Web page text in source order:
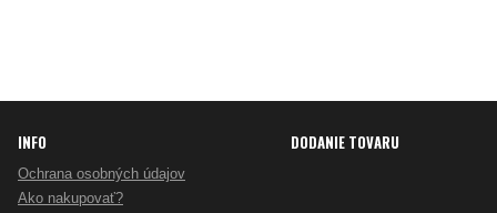
INFO DODANIE TOVARU
Ochrana osobných údajov
Ako nakupovať?